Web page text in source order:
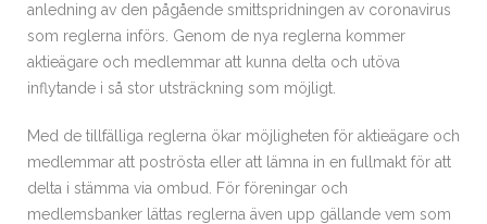
anledning av den pågående smittspridningen av coronavirus
som reglerna införs. Genom de nya reglerna kommer
aktieägare och medlemmar att kunna delta och utöva
inflytande i så stor utsträckning som möjligt.
Med de tillfälliga reglerna ökar möjligheten för aktieägare och
medlemmar att poströsta eller att lämna in en fullmakt för att
delta i stämma via ombud. För föreningar och
medlemsbanker lättas reglerna även upp gällande vem som